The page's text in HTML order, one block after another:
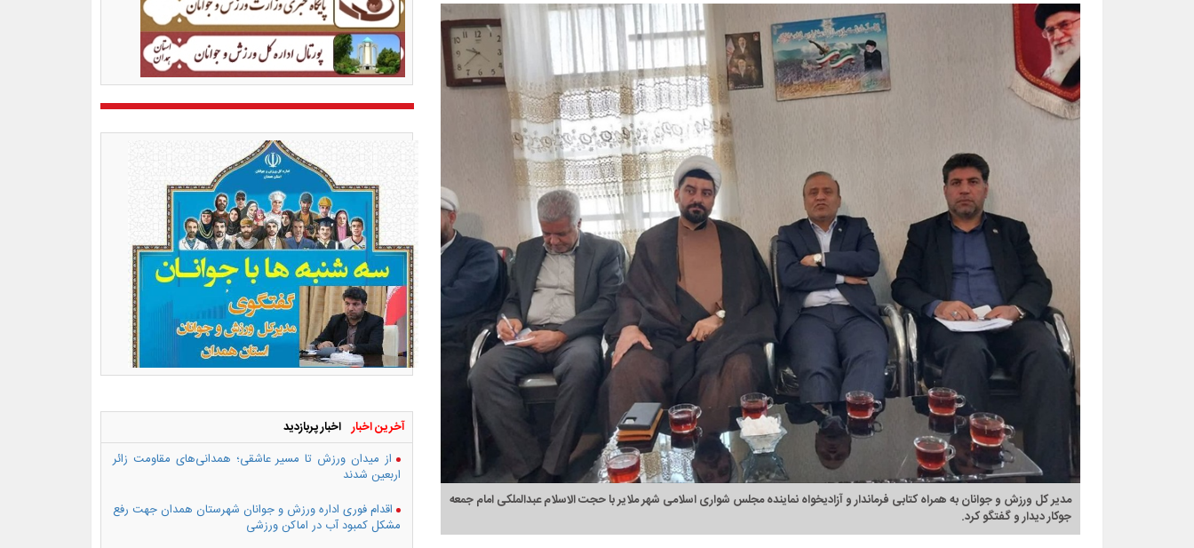
مدیر کل ورزش و جوانان به همراه کتابی فرماندار و آزادیخواه نماینده مجلس شواری اسلامی شهر ملایر با حجت الاسلام عبدالملکی امام جمعه
جوکار دیدار و گفتگو کرد.
آخرین اخبار اخبار پربازدید
از میدان ورزش تا مسیر عاشقی؛ همدانی‌های مقاومت زائر
اربعین شدند
اقدام فوری اداره ورزش و جوانان شهرستان همدان جهت رفع
مشکل کمبود آب در اماکن ورزشی